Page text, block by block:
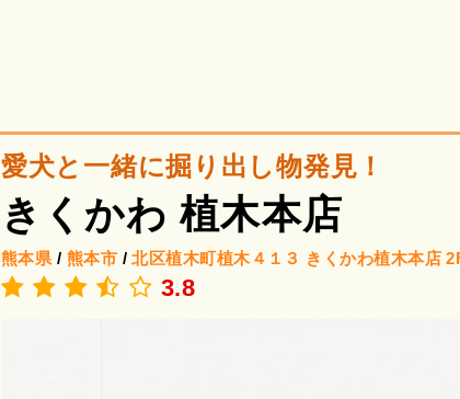
愛犬と一緒に掘り出し物発見！
きくかわ 植木本店
熊本県 / 熊本市 /北区植木町植木４１３ きくかわ植木本店
3.8